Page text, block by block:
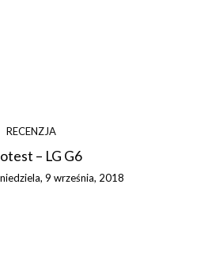
RECENZJA
– LG G6
niedziela, 9 września, 2018